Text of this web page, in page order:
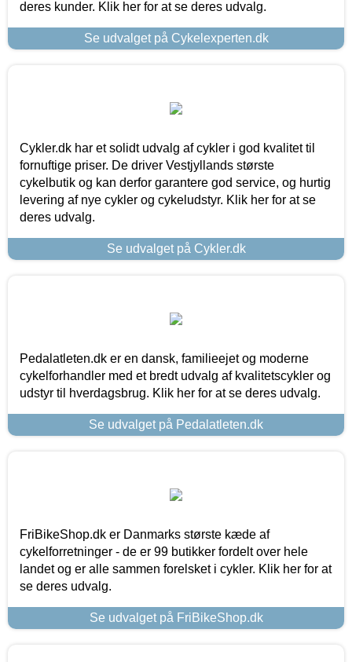
deres kunder. Klik her for at se deres udvalg.
Se udvalget på Cykelexperten.dk
Cykler.dk har et solidt udvalg af cykler i god kvalitet til
fornuftige priser. De driver Vestjyllands største
cykelbutik og kan derfor garantere god service, og hurtig
levering af nye cykler og cykeludstyr. Klik her for at se
deres udvalg.
Se udvalget på Cykler.dk
Pedalatleten.dk er en dansk, familieejet og moderne
cykelforhandler med et bredt udvalg af kvalitetscykler og
udstyr til hverdagsbrug. Klik her for at se deres udvalg.
Se udvalget på Pedalatleten.dk
FriBikeShop.dk er Danmarks største kæde af
cykelforretninger - de er 99 butikker fordelt over hele
landet og er alle sammen forelsket i cykler. Klik her for at
se deres udvalg.
Se udvalget på FriBikeShop.dk